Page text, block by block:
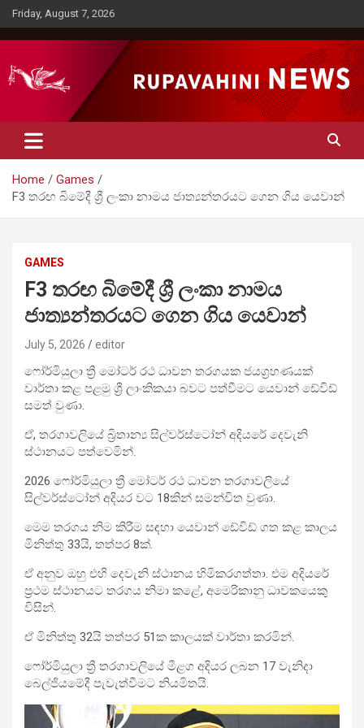
Skip
to
content
Friday, August 7, 2026
Rupavahini News
Home
Games
F3 තරඟ බිමේදී ශ්‍රී ලංකා නාමය ජාත්‍යන්තරයට ගෙන ගිය යෙවාන්
GAMES
F3 තරඟ බිමේදී ශ්‍රී ලංකා නාමය
ජාත්‍යන්තරයට ගෙන ගිය යෙවාන්
July 5, 2026 editor
ෆෝර්මියුලා ත්‍රී මෝටර් රථ ධාවන තරගයක ජයග්‍රහණයක්
වාර්තා කළ පළමු ශ්‍රී ලාංකිකයා බවට පත්වීමට යෙවාන් ඩේවිඩ්
සමත් වුණා.
ඒ, තරගාවලියේ බ්‍රිතාන්‍ය සිල්වර්ස්ටෝන් අදියරේ දෙවැනි
ස්ථානයට පත්වෙමින්.
‍2026 ෆෝර්මියුලා ත්‍රී මෝටර් රථ ධාවන තරගාවලියේ
සිල්වර්ස්ටෝන් අදියර වට 18කින් සමන්විත වුණා.
මෙම තරගය නිම කිරීම සඳහා යෙවාන් ඩේවිඩ් ගත කළ කාලය
මිනිත්තු 33යි, තත්පර 8ක්.
ඒ අනුව ඔහු ‍එහි දෙවැනි ස්ථානය හිමිකරගත්තා. එම අදියරේ
ප්‍රථම ස්ථානයට තරගය නිමා කළේ, අමෙරිකානු ධාවකයෙකු
විසින්.
ඒ මිනිත්තු 32යි තත්පර 51ක කාලයක් වාර්තා කරමින්.
ෆෝර්මියුලා ත්‍රී තරගාවලියේ මීළග අදියර ලබන 17 වැනිදා
බෙල්ජියමේදී පැවැත්වීමට නියමිතයි.